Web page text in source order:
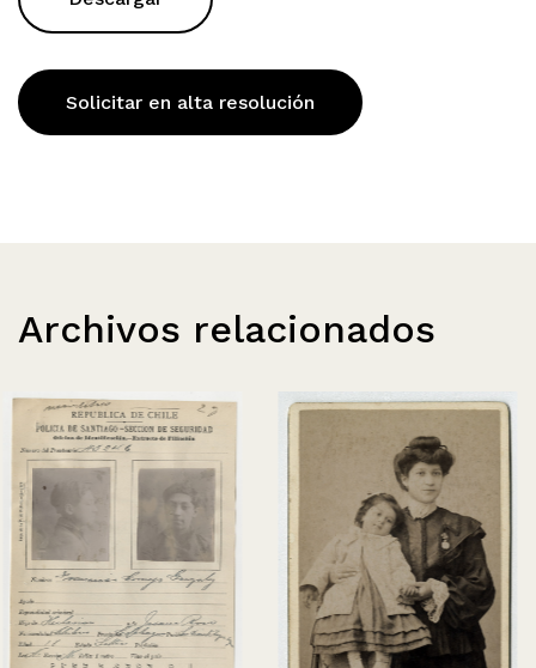
Solicitar en alta resolución
Archivos relacionados